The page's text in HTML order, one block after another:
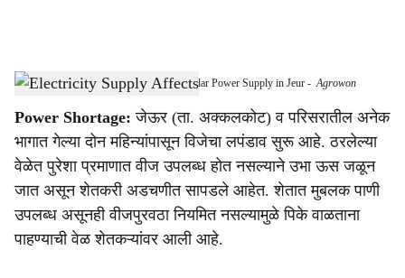
a
r
e
Sugarcane Crops Drying Up Due to Irregular Power Supply in Jeur -Agrowon
Power Shortage: जेऊर (ता. अक्कलकोट) व परिसरातील अनेक
भागात गेल्या दोन महिन्यांपासून विजेचा लपंडाव सुरू आहे. ठरलेल्या
वेळेत पुरेशा प्रमाणात वीज उपलब्ध होत नसल्याने उभा ऊस जळून
जात असून शेतकरी अडचणीत सापडले आहेत. शेतात मुबलक पाणी
उपलब्ध असूनही वीजपुरवठा नियमित नसल्यामुळे पिके वाळताना
पाहण्याची वेळ शेतकऱ्यांवर आली आहे.